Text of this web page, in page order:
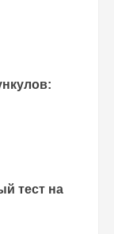
тест на